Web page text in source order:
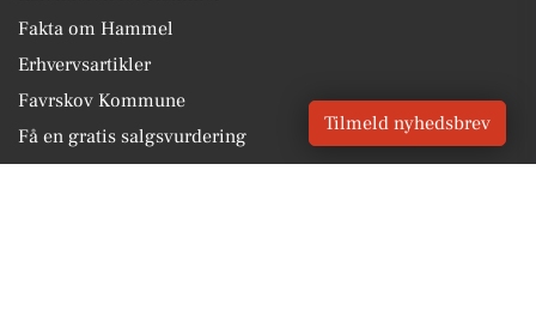
Fakta om Hammel
Erhvervsartikler
Favrskov Kommune
Få en gratis salgsvurdering
Tilmeld nyhedsbrev